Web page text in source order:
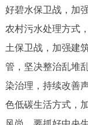
中介服务
政民互动
好碧水保卫战，加
农村污水处理方式
土保卫战，加强建
管，坚决整治乱堆
染治理，持续改善
色低碳生活方式，